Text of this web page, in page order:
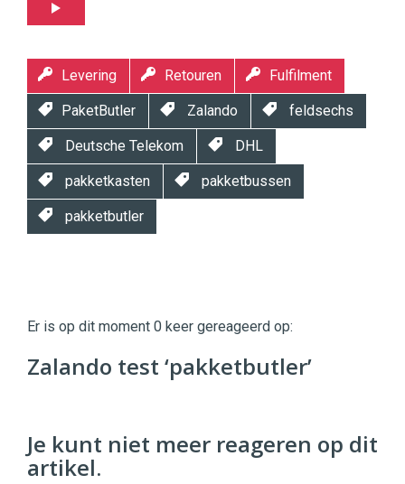
Levering Retouren Fulfilment
PaketButler Zalando feldsechs
Deutsche Telekom DHL
pakketkasten pakketbussen
pakketbutler
|
Digital
Commercehttps://twinklemagazine.nl
Er is op dit moment 0 keer gereageerd op:
Zalando test ‘pakketbutler’
Je kunt niet meer reageren op dit
artikel.